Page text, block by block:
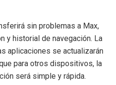
sin problemas a Max,
y historial de navegación. La
aplicaciones se actualizarán
para otros dispositivos, la
será simple y rápida.